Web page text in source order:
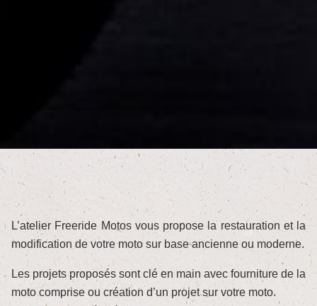
L’atelier Freeride Motos vous propose la restauration et la
modification de votre moto sur base ancienne ou moderne.
Les projets proposés sont clé en main avec fourniture de la
moto comprise ou création d’un projet sur votre moto.